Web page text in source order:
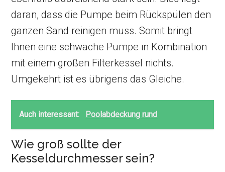
daran, dass die Pumpe beim Rückspülen den
ganzen Sand reinigen muss. Somit bringt
Ihnen eine schwache Pumpe in Kombination
mit einem großen Filterkessel nichts.
Umgekehrt ist es übrigens das Gleiche.
Auch interessant: Poolabdeckung rund
Wie groß sollte der
Kesseldurchmesser sein?